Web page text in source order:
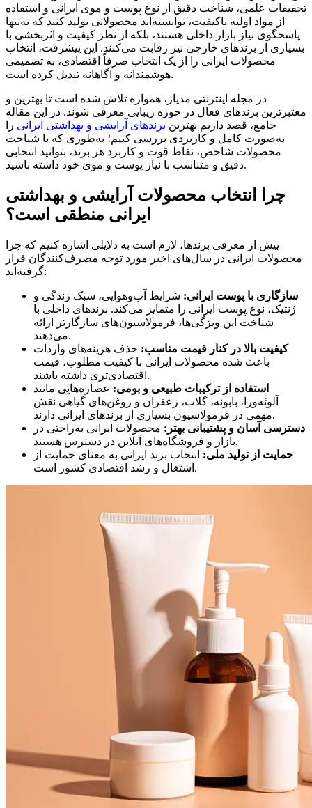
تحقیقات علمی، شناخت دقیق از نوع پوست و موی ایرانی و استفاده
از مواد اولیه باکیفیت، توانسته‌اند محصولاتی تولید کنند که نه‌تنها
پاسخگوی نیاز بازار داخلی هستند، بلکه از نظر کیفیت و اثربخشی با
بسیاری از برندهای خارجی نیز رقابت می‌کنند. این پیشرفت، انتخاب
محصولات ایرانی را از یک انتخاب صرفاً اقتصادی، به تصمیمی
هوشمندانه و آگاهانه تبدیل کرده است.
در مجله اینترنتی مدیاژ، همواره تلاش شده است تا بهترین و
معتبرترین برندهای فعال در حوزه زیبایی معرفی شوند. در این مقاله
جامع، قصد داریم بهترین برندهای آرایشی و بهداشتی ایرانی را
به‌صورت کامل و کاربردی بررسی کنیم؛ به‌طوری که با شناخت
محصولات شاخص، نقاط قوت و کاربرد هر برند، بتوانید انتخابی
دقیق و متناسب با نیاز پوست و موی خود داشته باشید.
چرا انتخاب محصولات آرایشی و بهداشتی
ایرانی منطقی است؟
پیش از معرفی برندها، لازم است به دلایلی اشاره کنیم که چرا
محصولات ایرانی در سال‌های اخیر مورد توجه مصرف‌کنندگان قرار
گرفته‌اند:
سازگاری با پوست ایرانی: شرایط آب‌وهوایی، سبک زندگی و
ژنتیک، نوع پوست ایرانی را متمایز می‌کند. برندهای داخلی با
شناخت این ویژگی‌ها، فرمولاسیون‌های سازگارتر ارائه
می‌دهند.
کیفیت بالا در کنار قیمت مناسب: حذف هزینه‌های واردات
باعث شده محصولات ایرانی با کیفیت مطلوب، قیمت
اقتصادی‌تری داشته باشند.
استفاده از ترکیبات طبیعی و بومی: عصاره‌هایی مانند
آلوئه‌ورا، بابونه، گلاب، زعفران و روغن‌های گیاهی نقش
مهمی در فرمولاسیون بسیاری از برندهای ایرانی دارند.
دسترسی آسان و پشتیبانی بهتر: محصولات ایرانی به‌راحتی در
بازار و فروشگاه‌های آنلاین در دسترس هستند.
حمایت از تولید ملی: انتخاب برند ایرانی به معنای حمایت از
اشتغال و رشد اقتصادی کشور است.